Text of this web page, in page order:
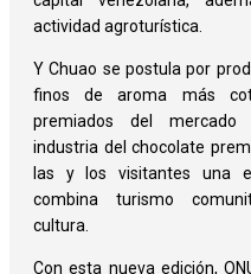
actividad agroturística. ‎
‎Y Chuao se postula por
finos de aroma más
premiados del mercado
industria del chocolate
las y los visitantes una
combina turismo
cultura. ‎
Con esta nueva edición,